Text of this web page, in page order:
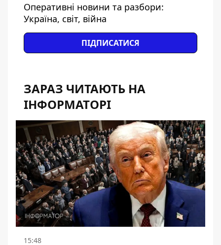
Оперативні новини та разбори:
Україна, світ, війна
ПІДПИСАТИСЯ
ЗАРАЗ ЧИТАЮТЬ НА
ІНФОРМАТОРІ
15:48